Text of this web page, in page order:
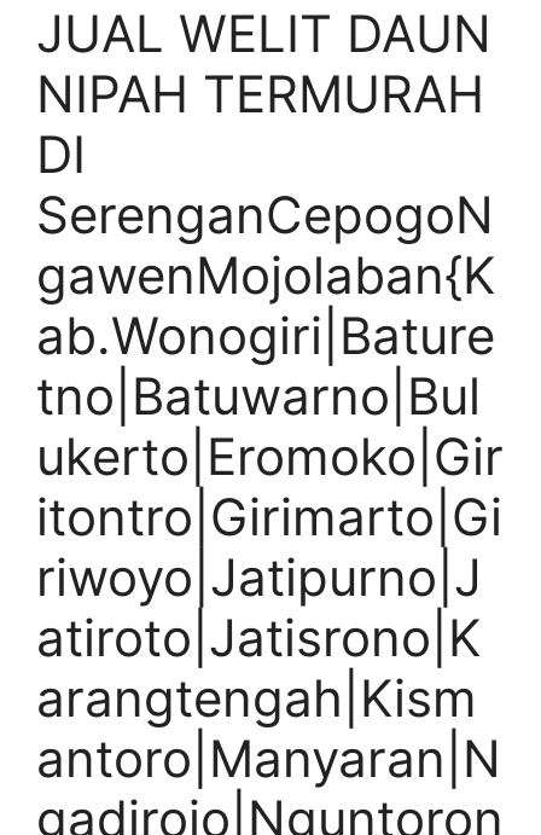
JUAL WELIT DAUN
NIPAH TERMURAH
DI
SerenganCepogoN
gawenMojolaban{K
ab.Wonogiri|Bature
tno|Batuwarno|Bul
ukerto|Eromoko|Gir
itontro|Girimarto|Gi
riwoyo|Jatipurno|J
atiroto|Jatisrono|K
arangtengah|Kism
antoro|Manyaran|N
gadirojo|Nguntoron